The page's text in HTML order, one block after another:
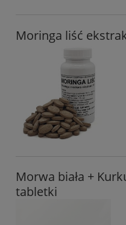
Moringa liść
Morwa biała +
tabletki